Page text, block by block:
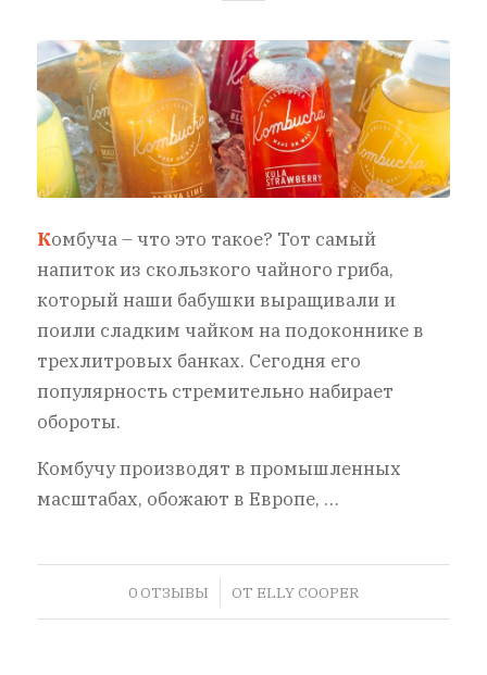
Комбуча – что это такое? Тот самый
напиток из скользкого чайного гриба,
который наши бабушки выращивали и
поили сладким чайком на подоконнике в
трехлитровых банках. Сегодня его
популярность стремительно набирает
обороты.
Комбучу производят в промышленных
масштабах, обожают в Европе, …
0 ОТЗЫВЫ
/ ОТ ELLY COOPER